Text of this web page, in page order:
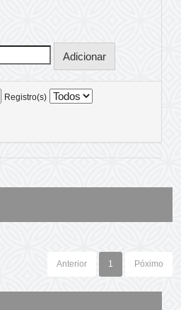
Registro(s)
Anterior 1 Póximo